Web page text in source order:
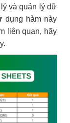
và quản lý dữ
dụng hàm này
liên quan, hãy